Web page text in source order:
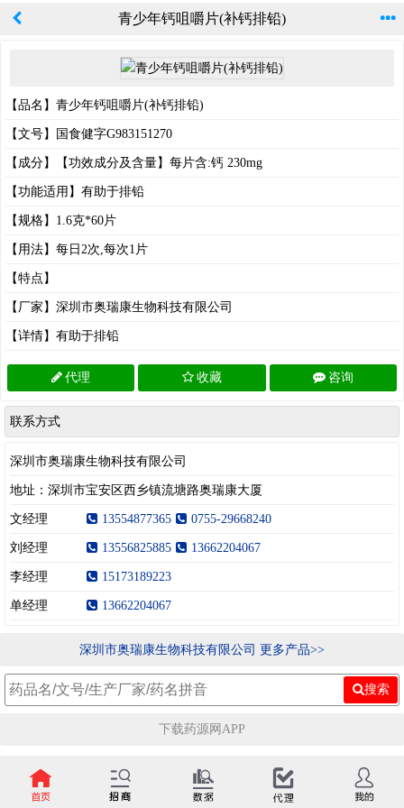
青少年钙咀嚼片(补钙排铅)
【品名】青少年钙咀嚼片(补钙排铅)
【文号】国食健字G983151270
【成分】【功效成分及含量】每片含:钙 230mg
【功能适用】有助于排铅
【规格】1.6克*60片
【用法】每日2次,每次1片
【特点】
【厂家】深圳市奥瑞康生物科技有限公司
【详情】有助于排铅
代理 收藏 咨询
联系方式
深圳市奥瑞康生物科技有限公司
地址：深圳市宝安区西乡镇流塘路奥瑞康大厦
文经理 13554877365 0755-29668240
刘经理 13556825885 13662204067
李经理 15173189223
单经理 13662204067
深圳市奥瑞康生物科技有限公司 更多产品>>
搜索
下载药源网APP